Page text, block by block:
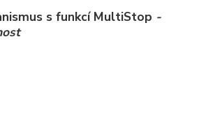
s funkcí MultiStop -